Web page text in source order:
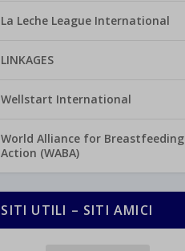
La Leche League International
LINKAGES
Wellstart International
World Alliance for Breastfeeding
Action (WABA)
SITI UTILI – SITI AMICI